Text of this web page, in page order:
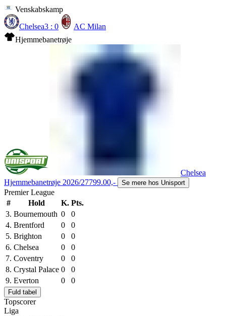
Venskabskamp
Chelsea3 : 0
AC Milan
Hjemmebanetrøje
Chelsea
Hjemmebanetrøje 2026/27799.00,- Se mere hos Unisport
Premier League
#
Hold K. Pts.
3. Bournemouth 0
0
4. Brentford 0
0
5. Brighton 0
0
6. Chelsea 0
0
7. Coventry 0
0
8. Crystal Palace 0
0
9. Everton 0 0
Fuld tabel
Topscorer
Liga